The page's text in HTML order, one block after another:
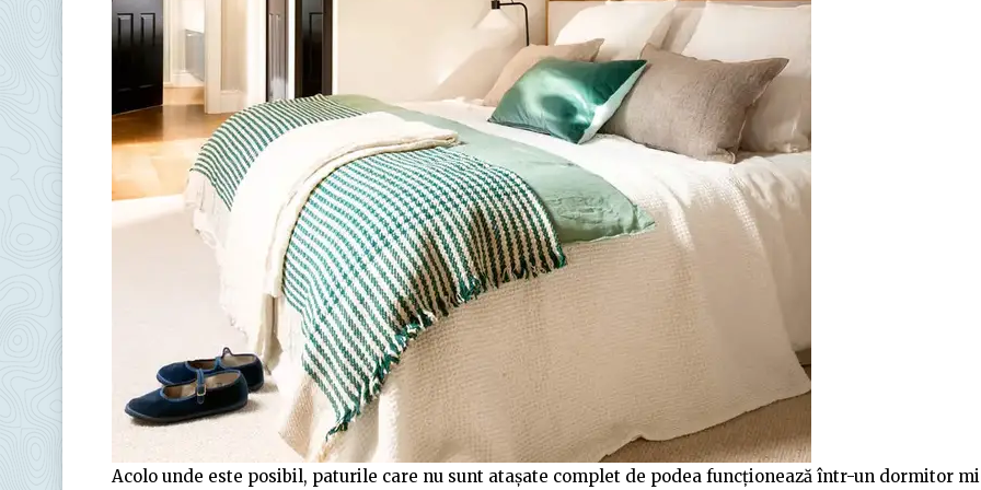
Acolo unde este posibil, paturile care nu sunt atașate complet de podea funcționează într-un dormitor